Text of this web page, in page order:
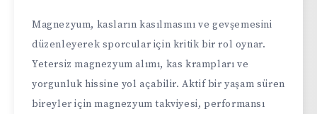
Magnezyum, kasların kasılmasını ve gevşemesini
düzenleyerek sporcular için kritik bir rol oynar.
Yetersiz magnezyum alımı, kas krampları ve
yorgunluk hissine yol açabilir. Aktif bir yaşam süren
bireyler için magnezyum takviyesi, performansı